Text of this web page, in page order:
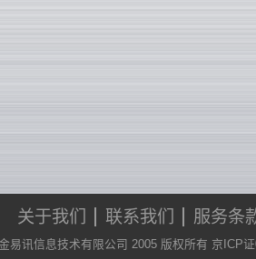
关于我们 联系我们 服务条
易讯信息技术有限公司 2005 版权所有 京ICP